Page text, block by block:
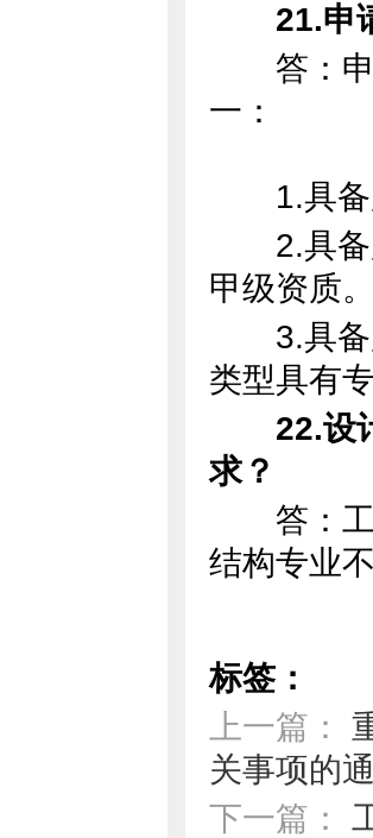
21.申
答：申
一：
1.具备
2.具备所
甲级资质
3.具备所
类型具有
22.设计
求？
答：工
结构专业
标签：
上一篇：
关事项的
下一篇：